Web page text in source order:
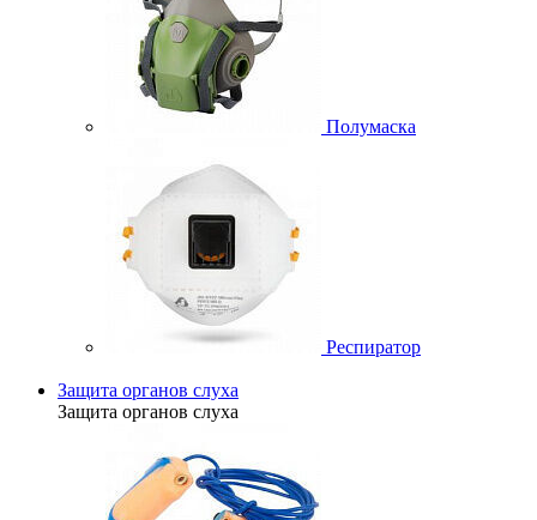
Полумаска
Респиратор
Защита органов слуха
Защита органов слуха